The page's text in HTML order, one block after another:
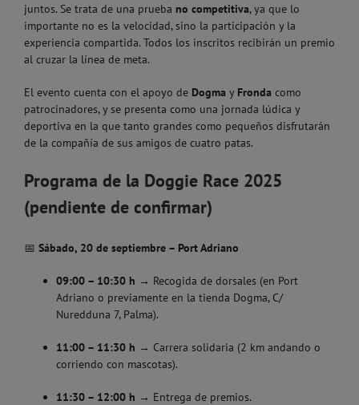
juntos. Se trata de una prueba no competitiva, ya que lo
importante no es la velocidad, sino la participación y la
experiencia compartida. Todos los inscritos recibirán un premio
al cruzar la línea de meta.
El evento cuenta con el apoyo de Dogma y Fronda como
patrocinadores, y se presenta como una jornada lúdica y
deportiva en la que tanto grandes como pequeños disfrutarán
de la compañía de sus amigos de cuatro patas.
Programa de la Doggie Race 2025
(pendiente de confirmar)
📅 Sábado, 20 de septiembre – Port Adriano
09:00 – 10:30 h → Recogida de dorsales (en Port
Adriano o previamente en la tienda Dogma, C/
Nuredduna 7, Palma).
11:00 – 11:30 h → Carrera solidaria (2 km andando o
corriendo con mascotas).
11:30 – 12:00 h → Entrega de premios.